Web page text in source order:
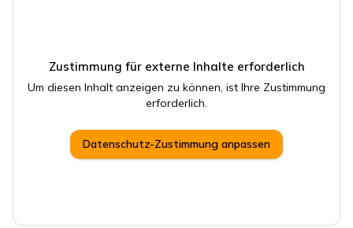
Zustimmung für externe Inhalte erforderlich
Um diesen Inhalt anzeigen zu können, ist Ihre Zustimmung
erforderlich.
Datenschutz-Zustimmung anpassen